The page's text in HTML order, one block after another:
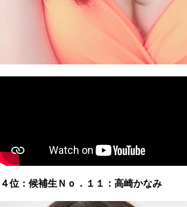
４位：候補生Ｎｏ．１１：高崎かなみ